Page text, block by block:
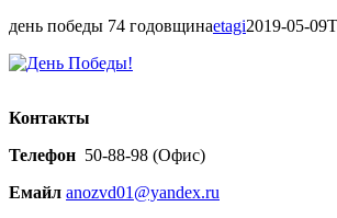
день победы 74 годовщинаetagi2019-05-
Контакты
Телефон 50-88-98 (Офис)
Емайл anozvd01@yandex.ru